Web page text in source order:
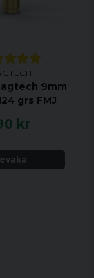
9mm
grs FMJ
kr